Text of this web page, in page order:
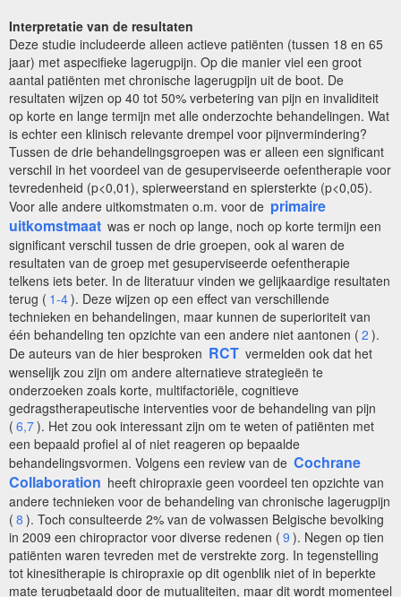
Interpretatie van de resultaten
Deze studie includeerde alleen actieve patiënten (tussen 18 en 65
jaar) met aspecifieke lagerugpijn. Op die manier viel een groot
aantal patiënten met chronische lagerugpijn uit de boot. De
resultaten wijzen op 40 tot 50% verbetering van pijn en invaliditeit
op korte en lange termijn met alle onderzochte behandelingen. Wat
is echter een klinisch relevante drempel voor pijnvermindering?
Tussen de drie behandelingsgroepen was er alleen een significant
verschil in het voordeel van de gesuperviseerde oefentherapie voor
tevredenheid (p<0,01), spierweerstand en spiersterkte (p<0,05).
Voor alle andere uitkomstmaten o.m. voor de primaire
uitkomstmaat was er noch op lange, noch op korte termijn een
significant verschil tussen de drie groepen, ook al waren de
resultaten van de groep met gesuperviseerde oefentherapie
telkens iets beter. In de literatuur vinden we gelijkaardige resultaten
terug ( 1-4). Deze wijzen op een effect van verschillende
technieken en behandelingen, maar kunnen de superioriteit van
één behandeling ten opzichte van een andere niet aantonen ( 2 ).
De auteurs van de hier besproken RCT vermelden ook dat het
wenselijk zou zijn om andere alternatieve strategieën te
onderzoeken zoals korte, multifactoriële, cognitieve
gedragstherapeutische interventies voor de behandeling van pijn
( 6,7). Het zou ook interessant zijn om te weten of patiënten met
een bepaald profiel al of niet reageren op bepaalde
behandelingsvormen. Volgens een review van de Cochrane
Collaboration heeft chiropraxie geen voordeel ten opzichte van
andere technieken voor de behandeling van chronische lagerugpijn
( 8 ). Toch consulteerde 2% van de volwassen Belgische bevolking
in 2009 een chiropractor voor diverse redenen ( 9 ). Negen op tien
patiënten waren tevreden met de verstrekte zorg. In tegenstelling
tot kinesitherapie is chiropraxie op dit ogenblik niet of in beperkte
mate terugbetaald door de mutualiteiten, maar dit wordt momenteel